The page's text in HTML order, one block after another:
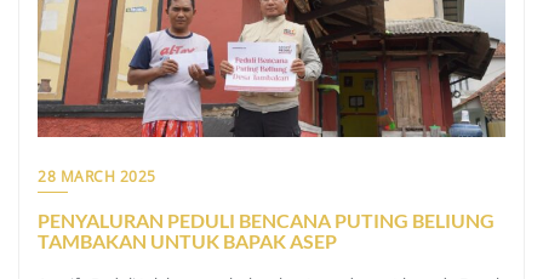
28 MARCH 2025
PENYALURAN PEDULI BENCANA PUTING BELIUNG
TAMBAKAN UNTUK BAPAK ASEP